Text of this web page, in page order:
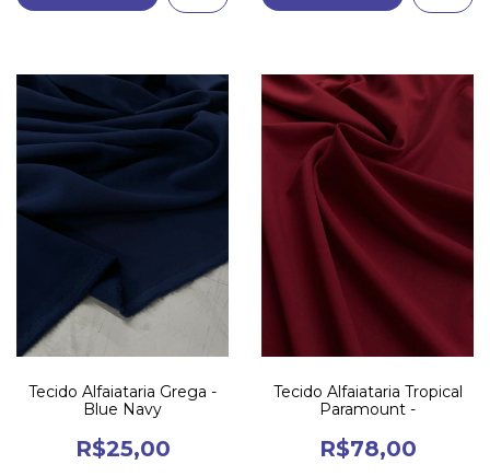
Tecido Alfaiataria Grega -
Blue Navy
R$25,00
Tecido Alfaiataria Tropical
Paramount -
R$78,00